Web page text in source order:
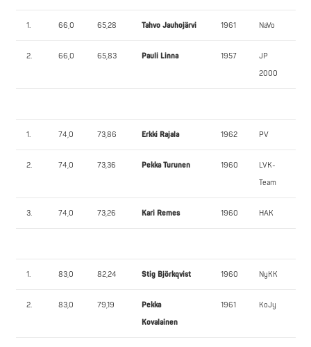
1. 66,0 65,28 Tahvo Jauhojärvi 1961 NaVo
2. 66,0 65,83 Pauli Linna 1957
JP
2000
1. 74,0 73,86 Erkki Rajala 1962 PV
2. 74,0 73,36 Pekka Turunen 1960
LVK-
Team
3. 74,0 73,26 Kari Remes 1960 HAK
1. 83,0 82,24 Stig Björkqvist 1960 NyKK
2. 83,0 79,19
Pekka
Kovalainen
1961 KoJy